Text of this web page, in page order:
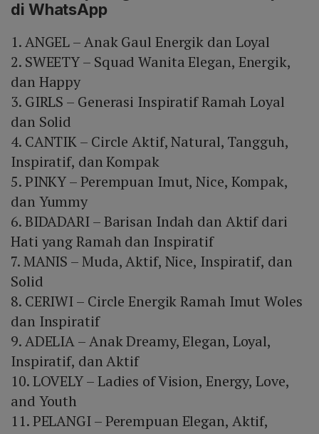
menjadi pengingat konstan akan tujuan bersama,
untuk menjalankan nilai‑nilai yang tercermin dalam
singkatan tersebut.
di WhatsApp
1. ANGEL – Anak Gaul Energik dan Loyal
2. SWEETY – Squad Wanita Elegan, Energik,
dan Happy
3. GIRLS – Generasi Inspiratif Ramah Loyal
dan Solid
4. CANTIK – Circle Aktif, Natural, Tangguh,
Inspiratif, dan Kompak
5. PINKY – Perempuan Imut, Nice, Kompak,
dan Yummy
6. BIDADARI – Barisan Indah dan Aktif dari
Hati yang Ramah dan Inspiratif
7. MANIS – Muda, Aktif, Nice, Inspiratif, dan
Solid
8. CERIWI – Circle Energik Ramah Imut Woles
dan Inspiratif
9. ADELIA – Anak Dreamy, Elegan, Loyal,
Inspiratif, dan Aktif
10. LOVELY – Ladies of Vision, Energy, Love,
and Youth
11. PELANGI – Perempuan Elegan, Aktif,